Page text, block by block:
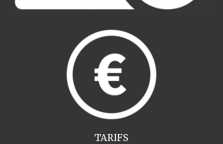
TARIFS